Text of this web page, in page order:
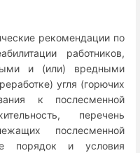
рекомендации по
работников,
и (или) вредными
угля (горючих
к послесменной
перечень
послесменной
порядок и условия